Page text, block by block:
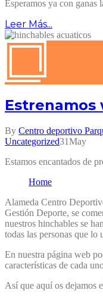
Esperamos ya con ganas
Leer Más...
Estrenamos
By Centro deportivo
Uncategorized31May
Estamos encantados de
Home
Alameda Centro
Gestión Deporte, se
nuestros hinchables se
todas las personas que lo
En nuestra página web
características de cada
Así que aquí os dejamos